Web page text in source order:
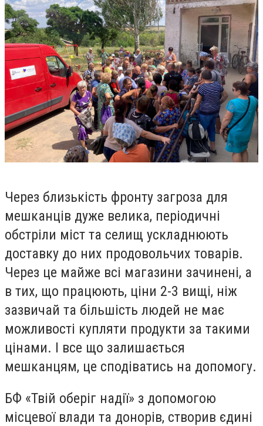
Через близькість фронту загроза для
мешканців дуже велика, періодичні
обстріли міст та селищ ускладнюють
доставку до них продовольчих товарів.
Через це майже всі магазини зачинені, а
в тих, що працюють, ціни 2-3 вищі, ніж
зазвичай та більшість людей не має
можливості купляти продукти за такими
цінами. І все що залишається
мешканцям, це сподіватись на допомогу.
БФ «Твій оберіг надії» з допомогою
місцевої влади та донорів, створив єдині